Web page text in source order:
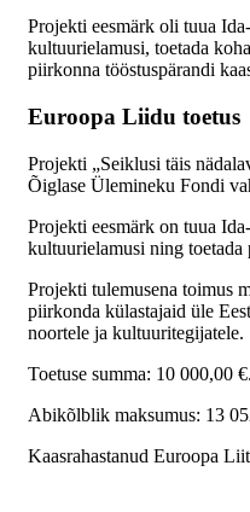
Projekti eesmärk oli tuua
kultuurielamusi, toetada
piirkonna tööstuspärandi
Euroopa Liidu toetus
Projekti „Seiklusi täis
Õiglase Ülemineku Fondi
Projekti eesmärk on tuua
kultuurielamusi ning toetada
Projekti tulemusena toimus
piirkonda külastajaid üle
noortele ja kultuuritegijatele.
Toetuse summa: 10 000,00 €.
Abikõlblik maksumus: 13
Kaasrahastanud Euroopa